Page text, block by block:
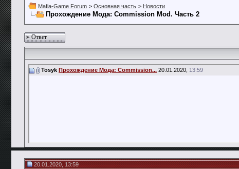
Mafia-Game Forum > Основная часть > Новости
Прохождение Мода: Commission Mod. Часть 2
Ответ
Tosyk Прохождение Мода: Commission... 20.01.2020, 13:59
20.01.2020, 13:59